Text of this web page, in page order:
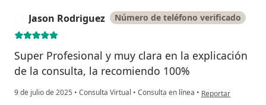
Jason Rodriguez Número de teléfono verificado
Super Profesional y muy clara en la explicación
de la consulta, la recomiendo 100%
9 de julio de 2025 • Consulta Virtual • Consulta en línea • en opinión del
Reportar